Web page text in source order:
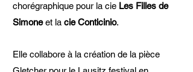
chorégraphique pour la cie Les Filles de
Simoneet la cie Conticinio.
Elle collabore à la création de la pièce